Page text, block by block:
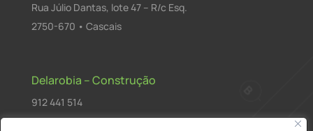
Rua Júlio Dantas, lote 47 – R/c Esq.
2750-670 • Cascais
Delarobia – Construção
912 441 514